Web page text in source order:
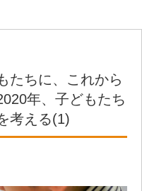
たちに、これから
年、子どもたち
考える(1)